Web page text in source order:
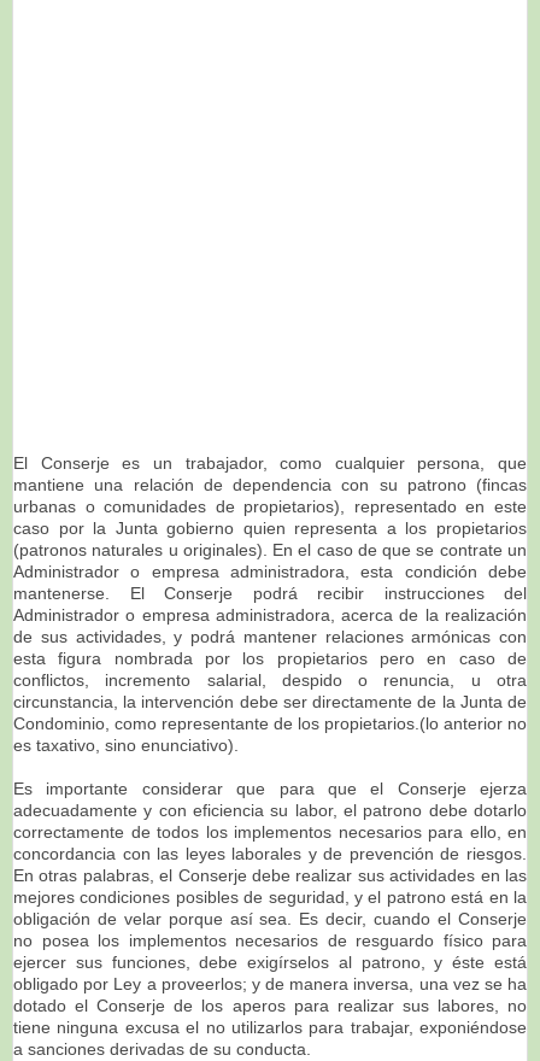
El Conserje es un trabajador, como cualquier persona, que
mantiene una relación de dependencia con su patrono (fincas
urbanas o comunidades de propietarios), representado en este
caso por la Junta gobierno quien representa a los propietarios
(patronos naturales u originales). En el caso de que se contrate un
Administrador o empresa administradora, esta condición debe
mantenerse. El Conserje podrá recibir instrucciones del
Administrador o empresa administradora, acerca de la realización
de sus actividades, y podrá mantener relaciones armónicas con
esta figura nombrada por los propietarios pero en caso de
conflictos, incremento salarial, despido o renuncia, u otra
circunstancia, la intervención debe ser directamente de la Junta de
Condominio, como representante de los propietarios.(lo anterior no
es taxativo, sino enunciativo).
Es importante considerar que para que el Conserje ejerza
adecuadamente y con eficiencia su labor, el patrono debe dotarlo
correctamente de todos los implementos necesarios para ello, en
concordancia con las leyes laborales y de prevención de riesgos.
En otras palabras, el Conserje debe realizar sus actividades en las
mejores condiciones posibles de seguridad, y el patrono está en la
obligación de velar porque así sea. Es decir, cuando el Conserje
no posea los implementos necesarios de resguardo físico para
ejercer sus funciones, debe exigírselos al patrono, y éste está
obligado por Ley a proveerlos; y de manera inversa, una vez se ha
dotado el Conserje de los aperos para realizar sus labores, no
tiene ninguna excusa el no utilizarlos para trabajar, exponiéndose
a sanciones derivadas de su conducta.